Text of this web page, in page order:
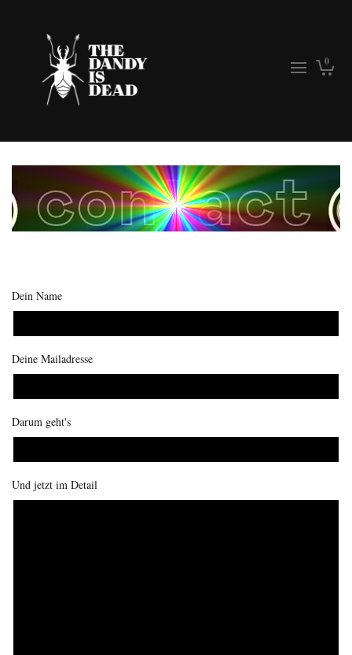
0
Dein Name
Deine Mailadresse
Darum geht's
Und jetzt im Detail